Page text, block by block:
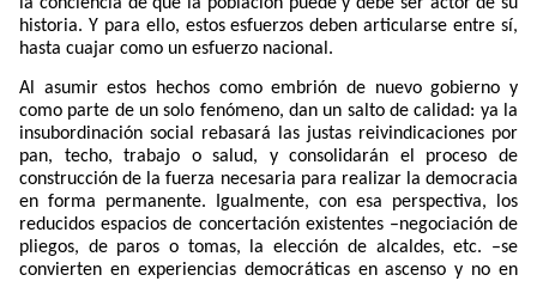
la conciencia de que la población puede y debe ser actor de su
historia. Y para ello, estos esfuerzos deben articularse entre sí,
hasta cuajar como un esfuerzo nacional.
Al asumir estos hechos como embrión de nuevo gobierno y
como parte de un solo fenómeno, dan un salto de calidad: ya la
insubordinación social rebasará las justas reivindicaciones por
pan, techo, trabajo o salud, y consolidarán el proceso de
construcción de la fuerza necesaria para realizar la democracia
en forma permanente. Igualmente, con esa perspectiva, los
reducidos espacios de concertación existentes –negociación de
pliegos, de paros o tomas, la elección de alcaldes, etc. –se
convierten en experiencias democráticas en ascenso y no en